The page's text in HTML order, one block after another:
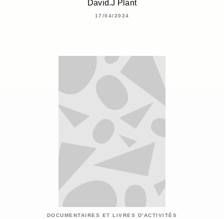
David.J Plant
17/04/2024
DOCUMENTAIRES ET LIVRES D'ACTIVITÉS